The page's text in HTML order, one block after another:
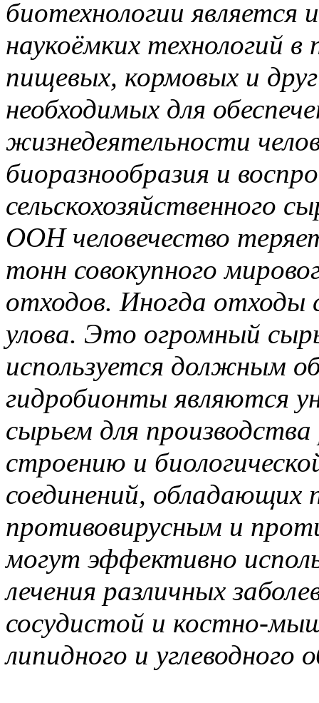
биотехнологии является
наукоёмких технологий в
пищевых, кормовых и
необходимых для
жизнедеятельности
биоразнообразия и
сельскохозяйственного
ООН человечество
тонн совокупного
отходов. Иногда
улова. Это огромный
используется должным
гидробионты являются
сырьем для
строению и
соединений,
противовирусным и
могут эффективно
лечения различных
сосудистой и костно-
липидного и углеводного